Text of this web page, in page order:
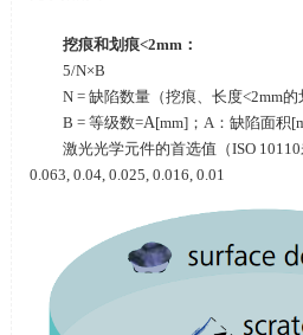
挖痕和划痕<2mm：
5/N×B
N = 缺陷数量（挖痕、长度<2mm的
B = 等级数=A[mm]； A：缺陷面积
激光光学元件的首选值（ISO 10110
0.063, 0.04, 0.025, 0.016, 0.01